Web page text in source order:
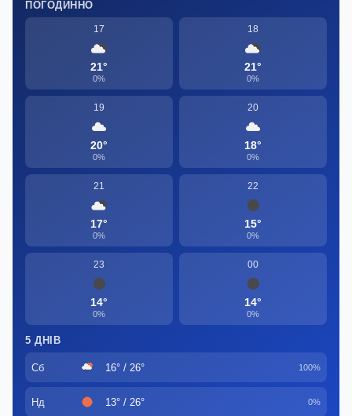
ПОГОДИННО
17
21°
0%
18
21°
0%
19
20°
0%
20
18°
0%
21
17°
0%
22
15°
0%
23
14°
0%
00
14°
0%
5 ДНІВ
Сб 16° / 26° 100%
Нд 13° / 26° 0%